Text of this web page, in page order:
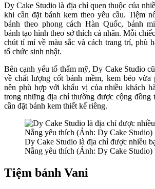
Dy Cake Studio là địa chỉ quen thuộc của
khi cần đặt bánh kem theo yêu cầu. Tiệm
bánh theo phong cách Hàn Quốc, bánh
bánh tạo hình theo sở thích cá nhân. Mỗi
chút tỉ mỉ về màu sắc và cách trang trí, phù
tổ chức sinh nhật.
Bên cạnh yếu tố thẩm mỹ, Dy Cake Studio
về chất lượng cốt bánh mềm, kem béo vừa
nên phù hợp với khẩu vị của nhiều khách
trong những địa chỉ thường được cộng
cần đặt bánh kem thiết kế riêng.
Dy Cake Studio là địa chỉ được nhiều
Nẵng yêu thích (Ảnh: Dy Cake Studio)
Tiệm bánh Vani